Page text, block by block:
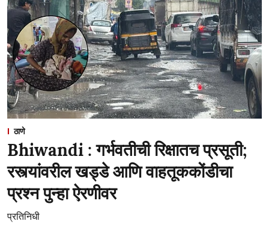
ठाणे
Bhiwandi : गर्भवतीची रिक्षातच प्रसूती;
रस्त्यांवरील खड्डे आणि वाहतूककोंडीचा
प्रश्न पुन्हा ऐरणीवर
प्रतिनिधी